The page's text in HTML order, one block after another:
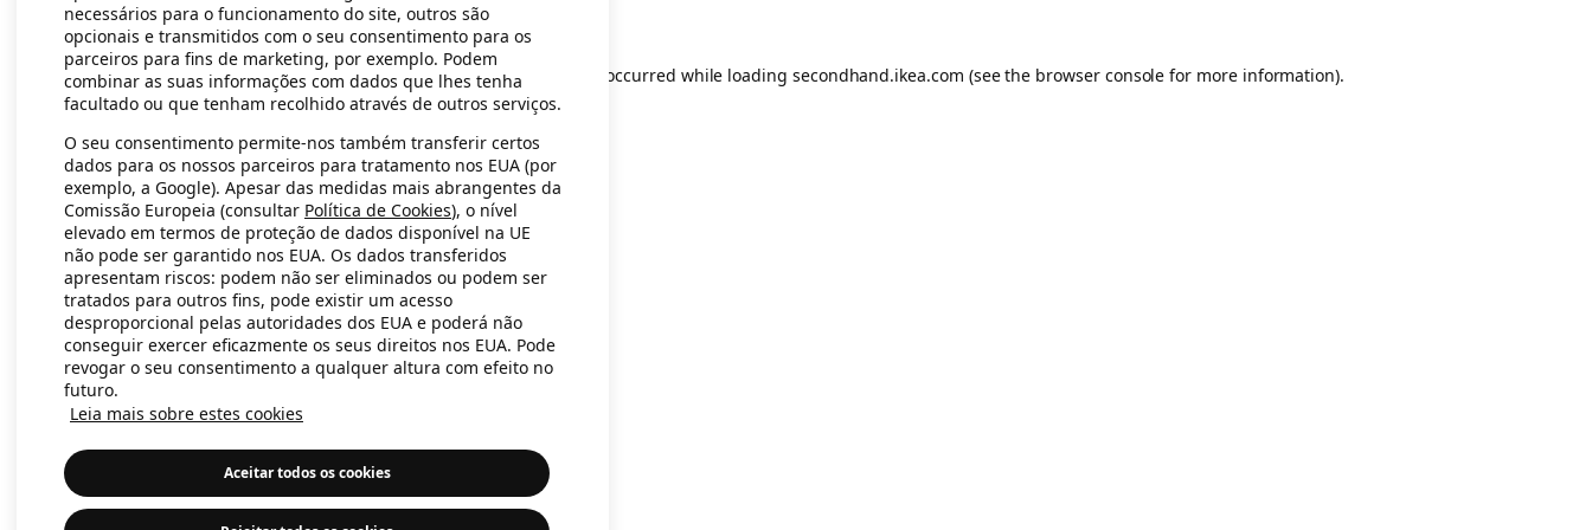
Application error: a client-side exception has occurred while loading secondhand.ikea.com (see the browser console for more information).
necessários para o funcionamento do site, outros são
opcionais e transmitidos com o seu consentimento para os
parceiros para fins de marketing, por exemplo. Podem
combinar as suas informações com dados que lhes tenha
facultado ou que tenham recolhido através de outros serviços.
O seu consentimento permite-nos também transferir certos
dados para os nossos parceiros para tratamento nos EUA (por
exemplo, a Google). Apesar das medidas mais abrangentes da
Comissão Europeia (consultar Política de Cookies), o nível
elevado em termos de proteção de dados disponível na UE
não pode ser garantido nos EUA. Os dados transferidos
apresentam riscos: podem não ser eliminados ou podem ser
tratados para outros fins, pode existir um acesso
desproporcional pelas autoridades dos EUA e poderá não
conseguir exercer eficazmente os seus direitos nos EUA. Pode
revogar o seu consentimento a qualquer altura com efeito no
futuro.
Leia mais sobre estes cookies
Aceitar todos os cookies